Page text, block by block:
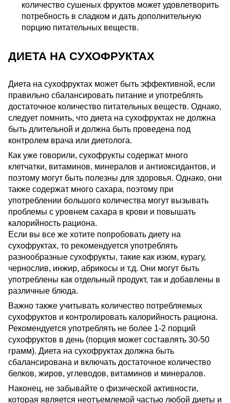
количество сушеных фруктов может удовлетворить
потребность в сладком и дать дополнительную
порцию питательных веществ.
ДИЕТА НА СУХОФРУКТАХ
Диета на сухофруктах может быть эффективной, если
правильно сбалансировать питание и употреблять
достаточное количество питательных веществ. Однако,
следует помнить, что диета на сухофруктах не должна
быть длительной и должна быть проведена под
контролем врача или диетолога.
Как уже говорили, сухофрукты содержат много
клетчатки, витаминов, минералов и антиоксидантов, и
поэтому могут быть полезны для здоровья. Однако, они
также содержат много сахара, поэтому при
употреблении большого количества могут вызывать
проблемы с уровнем сахара в крови и повышать
калорийность рациона.
Если вы все же хотите попробовать диету на
сухофруктах, то рекомендуется употреблять
разнообразные сухофрукты, такие как изюм, курагу,
чернослив, инжир, абрикосы и т.д. Они могут быть
употреблены как отдельный продукт, так и добавлены в
различные блюда.
Важно также учитывать количество потребляемых
сухофруктов и контролировать калорийность рациона.
Рекомендуется употреблять не более 1-2 порций
сухофруктов в день (порция может составлять 30-50
грамм). Диета на сухофруктах должна быть
сбалансирована и включать достаточное количество
белков, жиров, углеводов, витаминов и минералов.
Наконец, не забывайте о физической активности,
которая является неотъемлемой частью любой диеты и